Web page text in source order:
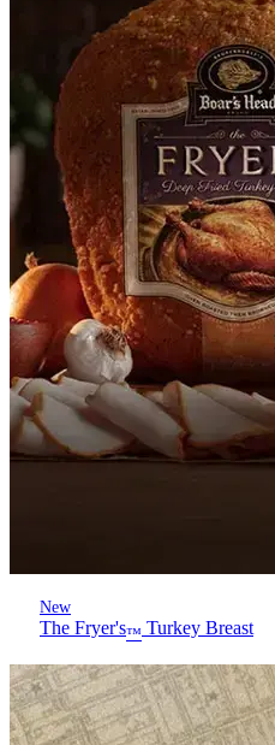
New
The Fryer's™ Turkey Breast